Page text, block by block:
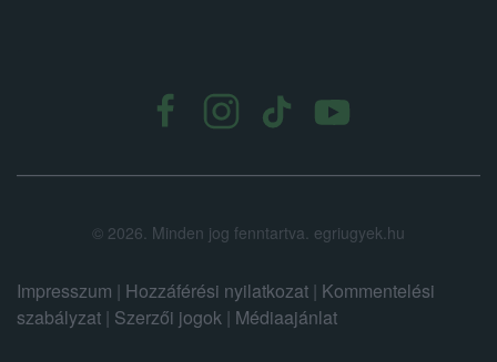
© 2026. Minden jog fenntartva. egriugyek.hu
Impresszum | Hozzáférési nyilatkozat | Kommentelési
szabályzat | Szerzői jogok | Médiaajánlat